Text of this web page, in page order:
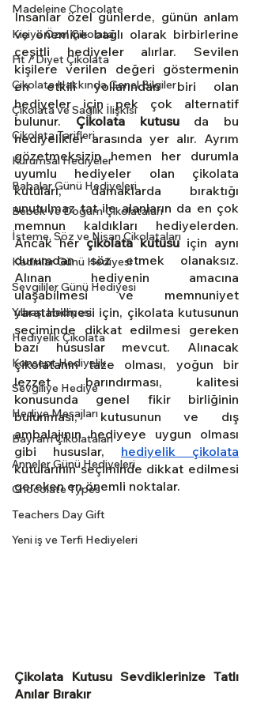
Madeleine Chocolate
Kişiye Özel Çikolata
Fit / Diyet Çikolata
Çikolata Hakkında Genel Bilgiler
Çikolata ve Sağlık İlişkisi
Çikolata Tarifleri
Kurumsal Hediyeler
Babalar Günü Hediyeleri
Bebek ve Doğum Çikolataları
İsteme, Söz ve Nişan Çikolataları
Kadınlar Günü Hediyesi
Sevgililer Günü Hediyesi
Yılbaşı Hediyesi
Hediyelik Çikolata
Konsept Hediyelik
Sevgiliye Hediye
Hediye Mesajları
Bayram Çikolataları
Anneler Günü Hediyeleri
Chocolate Types
Teachers Day Gift
Yeni iş ve Terfi Hediyeleri
İnsanlar özel günlerde, günün anlam
ve önemine bağlı olarak birbirlerine
çeşitli hediyeler alırlar. Sevilen
kişilere verilen değeri göstermenin
en etkili yollarından biri olan
hediyeler için pek çok alternatif
bulunur. Çikolata kutusu da bu
hediyelikler arasında yer alır. Ayrım
gözetmeksizin hemen her durumla
uyumlu hediyeler olan çikolata
kutuları, damaklarda bıraktığı
unutulmaz tat ile alanların da en çok
memnun kaldıkları hediyelerden.
Ancak her çikolata kutusu için aynı
durumdan söz etmek olanaksız.
Alınan hediyenin amacına
ulaşabilmesi ve memnuniyet
yaratabilmesi için, çikolata kutusunun
seçiminde dikkat edilmesi gereken
bazı hususlar mevcut. Alınacak
çikolatanın taze olması, yoğun bir
lezzet barındırması, kalitesi
konusunda genel fikir birliğinin
bulunması, kutusunun ve dış
ambalajının hediyeye uygun olması
gibi hususlar,
hediyelik çikolata
kutularının seçiminde dikkat edilmesi
gereken en önemli noktalar.
Çikolata Kutusu Sevdiklerinize Tatlı
Anılar Bırakır